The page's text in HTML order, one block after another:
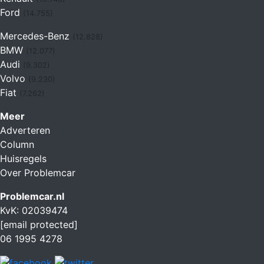
Ford (14.755)
Mercedes-Benz
BMW
Audi
Volvo
Fiat (7.262)
Meer
Adverteren
Column
Huisregels
Over Problemcar
Problemcar.nl
KvK: 02039474
[email protected]
06 1995 4278